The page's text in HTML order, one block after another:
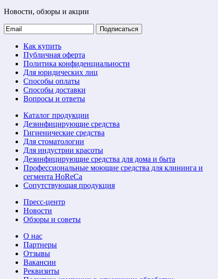
Новости, обзоры и акции
Подписаться
Как купить
Публичная оферта
Политика конфиденциальности
Для юридических лиц
Способы оплаты
Способы доставки
Вопросы и ответы
Каталог продукции
Дезинфицирующие средства
Гигиенические средства
Для стоматологии
Для индустрии красоты
Дезинфицирующие средства для дома и быта
Профессиональные моющие средства для клининга и
сегмента HoReCa
Сопутствующая продукция
Пресс-центр
Новости
Обзоры и советы
О нас
Партнеры
Отзывы
Вакансии
Реквизиты